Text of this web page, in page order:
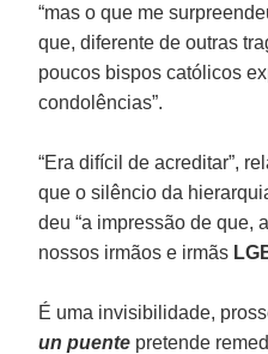
“mas o que me
que, diferente de outras
poucos bispos católicos
condolências”.
“Era difícil de acreditar”,
que o silêncio da
deu “a impressão de que,
nossos irmãos e irmãs
É uma invisibilidade,
un puente pretende